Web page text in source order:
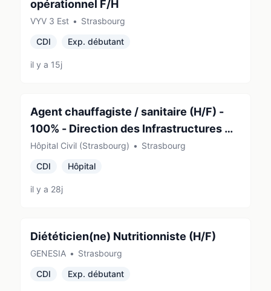
opérationnel F/H
VYV 3 Est • Strasbourg
CDI
Exp. débutant
il y a 15j
Agent chauffagiste / sanitaire (H/F) -
100% - Direction des Infrastructures et
des Travaux
Hôpital Civil (Strasbourg) • Strasbourg
CDI
Hôpital
il y a 28j
Diététicien(ne) Nutritionniste (H/F)
GENESIA • Strasbourg
CDI
Exp. débutant